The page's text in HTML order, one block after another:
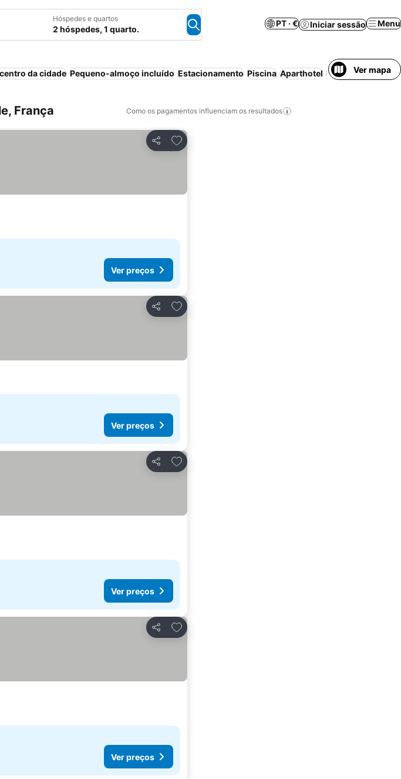
Hóspedes e quartos
2 hóspedes, 1 quarto.
PT · € Iniciar sessão Menu
da cidade Pequeno-almoço incluído Estacionamento Piscina Aparthotel Meia-pensão Spa
Ver mapa
França Como os pagamentos influenciam os resultados
Partilhar
Adicionar aos favoritos
Ver preços
Partilhar
Adicionar aos favoritos
Ver preços
Partilhar
Adicionar aos favoritos
Ver preços
Partilhar
Adicionar aos favoritos
Ver preços